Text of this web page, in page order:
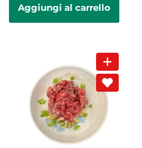
Aggiungi al carrello